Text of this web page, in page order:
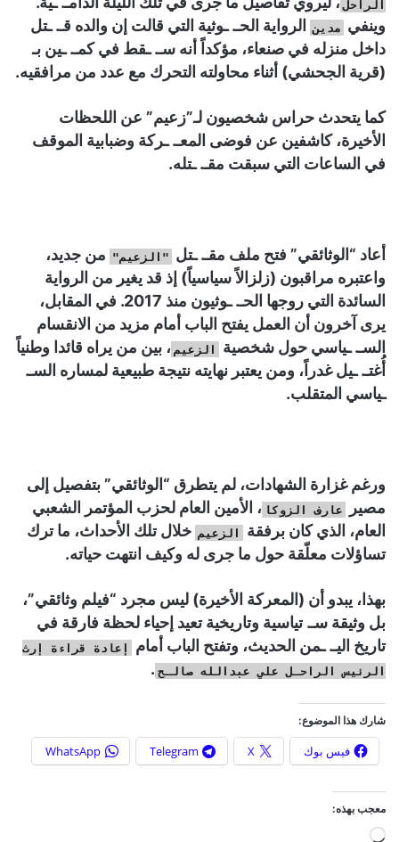
الراحل
وينفي مدين
الرواية الحـ. ـوثية التي قالت إن والده قـ. ـتل
داخل منزله في صنعاء، مؤكداً أنه سـ. ـقط في كمـ. ـين بـ
(قرية الجحشي) أثناء محاولته التحرك مع عدد من مرافقيه.
كما يتحدث حراس شخصيون لـ”زعيم” عن اللحظات
الأخيرة، كاشفين عن فوضى المعـ. ـركة وضبابية الموقف
في الساعات التي سبقت مقـ. ـتله.
أعاد “الوثائقي” فتح ملف مقـ. ـتل "الزعيم" من جديد،
واعتبره مراقبون (زلزالاً سياسياً) إذ قد يغير من الرواية
السائدة التي روجها الحـ. ـوثيون منذ 2017. في المقابل،
يرى آخرون أن العمل يفتح الباب أمام مزيد من الانقسام
السـ. ـياسي حول شخصية
الزعيم ، بين من يراه قائدا وطنياً
أُغتـ. ـيل غدراً، ومن يعتبر نهايته نتيجة طبيعية لمساره السـ.
ـياسي المتقلب.
ورغم غزارة الشهادات، لم يتطرق “الوثائقي” بتفصيل إلى
مصير
عارف الزوكا ، الأمين العام لحزب المؤتمر الشعبي
العام، الذي كان برفقة
الزعيم خلال تلك الأحداث، ما ترك
تساؤلات معلّقة حول ما جرى له وكيف انتهت حياته.
بهذا، يبدو أن (المعركة الأخيرة) ليس مجرد “فيلم وثائقي”،
بل وثيقة سـ. تياسية وتاريخية تعيد إحياء لحظة فارقة في
تاريخ اليـ. ـمن الحديث، وتفتح الباب أمام
إعادة قراءة إرث
الرئيس الراحـل علي عبدالله صالـح .
شارك هذا الموضوع:
فيس بوك X
Telegram
WhatsApp
معجب بهذه: